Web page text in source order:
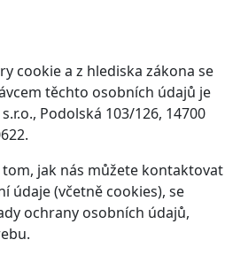
cookie a z hlediska zákona se
těchto osobních údajů je
Podolská 103/126, 14700
jak nás můžete kontaktovat
údaje (včetně cookies), se
ochrany osobních údajů,